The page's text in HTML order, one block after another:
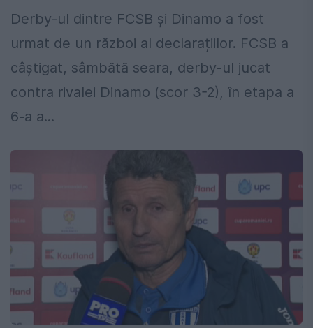
Derby-ul dintre FCSB și Dinamo a fost
urmat de un război al declarațiilor. FCSB a
câștigat, sâmbătă seara, derby-ul jucat
contra rivalei Dinamo (scor 3-2), în etapa a
6-a a...